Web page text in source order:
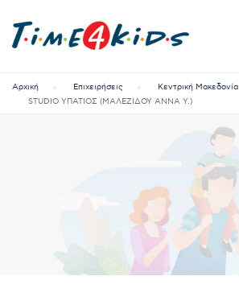
Αρχική Επιχειρήσεις Κεντρική Μακεδονία
STUDIO ΥΠΑΤΙΟΣ (ΜΑΛΕΖΙΔΟΥ ΑΝΝΑ Υ.)